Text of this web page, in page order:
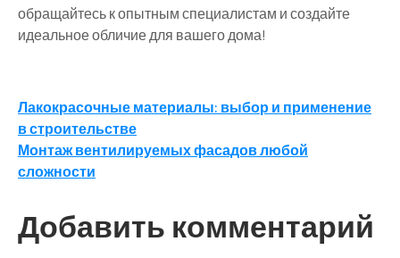
обращайтесь к опытным специалистам и создайте
идеальное обличие для вашего дома!
Навигация
по
записям
Лакокрасочные материалы: выбор и применение
в строительстве
Монтаж вентилируемых фасадов любой
сложности
Добавить комментарий